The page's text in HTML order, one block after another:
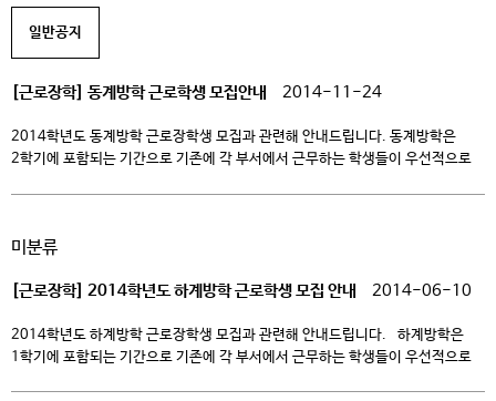
첨부파일 2) 근로장학생 서약서 (←클릭 시 다운로드 […]
일반공지
[근로장학] 동계방학 근로학생 모집안내 2014-11-24
2014학년도 동계방학 근로장학생 모집과 관련해 안내드립니다. 동계방학은
2학기에 포함되는 기간으로 기존에 각 부서에서 근무하는 학생들이 우선적으로
학교근로신청서 및 근로신청 시간표(학생작성) (←클릭 시 다운로드 가능) –
미분류
[근로장학] 2014학년도 하계방학 근로학생 모집 안내 2014-06-10
2014학년도 하계방학 근로장학생 모집과 관련해 안내드립니다. 하계방학은
1학기에 포함되는 기간으로 기존에 각 부서에서 근무하는 학생들이 우선적으로